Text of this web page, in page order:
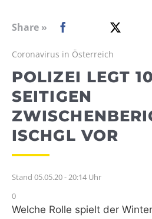
Share »
Coronavirus in Österreich
POLIZEI LEGT
SEITIGEN
ISCHGL VOR
Stand 05.05.20 - 20:14 Uhr
0
Welche Rolle spielt der